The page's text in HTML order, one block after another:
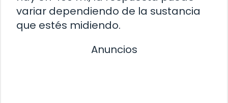
variar dependiendo de la sustancia
que estés midiendo.
Anuncios